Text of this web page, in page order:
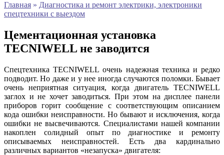
Главная » Диагностика и ремонт электрики, электроники
спецтехники с выездом
Цементационная установка
TECNIWELL не заводится
Спецтехника TECNIWELL очень надежная техника и редко
подводит. Но даже и у нее иногда случаются поломки. Бывает
очень неприятная ситуация, когда двигатель TECNIWELL
заглох и не хочет заводиться. При этом на дисплее панели
приборов горит сообщение с соответствующим описанием
кода ошибки неисправности. Но бывают и исключения, когда
ошибки не высвечиваются. Специалистами нашей компании
накоплен солидный опыт по диагностике и ремонту
описываемых неисправностей. Есть два кардинально
различных вариантов «незапуска» двигателя: